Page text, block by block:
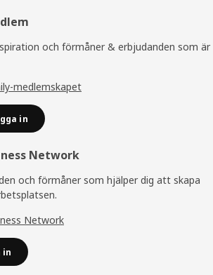
och förmåner & erbjudanden som är
medlemskapet
in
Network
och förmåner som hjälper dig att skapa
Network
in